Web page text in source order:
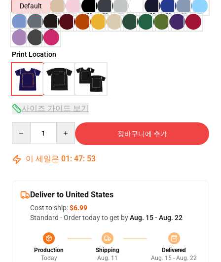
Default
Print Location
사이즈 가이드 보기
장바구니에 추가
이 세일은 01 : 47: 53
Deliver to United States
Cost to ship:$6.99
Standard - Order today to get byAug. 15 - Aug. 22
Production
Today
Shipping
Aug. 11
Delivered
Aug. 15 - Aug. 22